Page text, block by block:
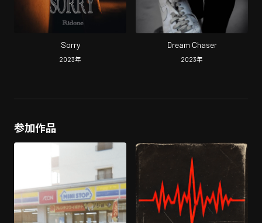
Sorry
2023年
Dream Chaser
2023年
参加作品